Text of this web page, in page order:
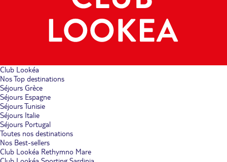
Club Lookéa
Nos Top destinations
Séjours Grèce
Séjours Espagne
Séjours Tunisie
Séjours Italie
Séjours Portugal
Toutes nos destinations
Nos Best-sellers
Club Lookéa Rethymno Mare